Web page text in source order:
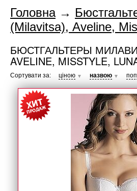
Головна→
(Milavitsa), Aveline,
БЮСТГАЛЬТЕРЫ
AVELINE, MISSTYLE,
Сортувати за: ціною ▼ назвою ▼